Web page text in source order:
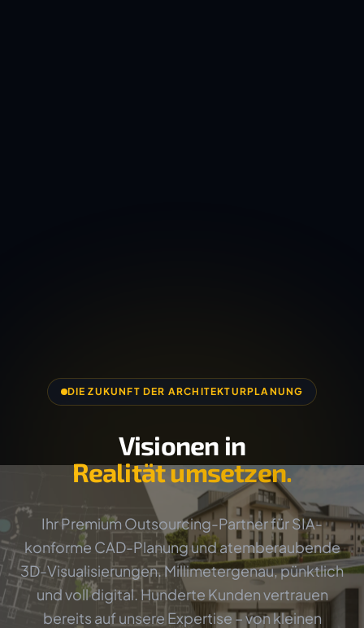
DIE ZUKUNFT DER ARCHITEKTURPLANUNG
Visionen in
Realität umsetzen.
Ihr Premium Outsourcing-Partner für SIA-
konforme CAD-Planung und atemberaubende
3D-Visualisierungen. Millimetergenau, pünktlich
und voll digital. Hunderte Kunden vertrauen
bereits auf unsere Expertise – von kleinen